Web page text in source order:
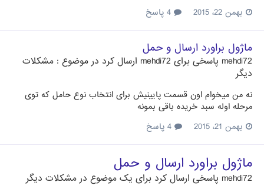
بهمن 22، 2015
ماژول براورد ارسال و حمل
mehdi72 پاسخی برای mehdi72 ارسال کرد در موضوع : مشکلات
دیگر
نه من میخوام اون قسمت پایینیش برای انتخاب نوع حامل که توی
مرحله اوله سبد خریده باقی بمونه
بهمن 21، 2015
ماژول براورد ارسال و حمل
mehdi72 پاسخی ارسال کرد برای یک موضوع در مشکلات دیگر